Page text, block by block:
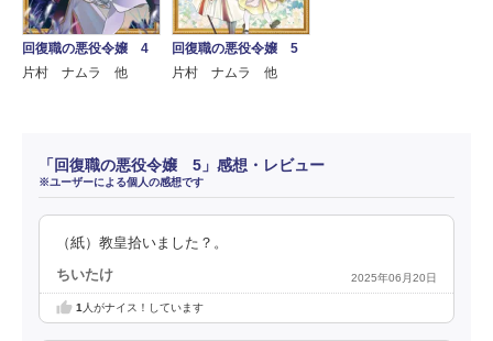
回復職の悪役令嬢 4
片村 ナムラ 他
回復職の悪役令嬢 5
片村 ナムラ 他
「回復職の悪役令嬢 5」感想・レビュー
※ユーザーによる個人の感想です
（紙）教皇拾いました？。
ちいたけ 2025年06月20日
1人がナイス！しています